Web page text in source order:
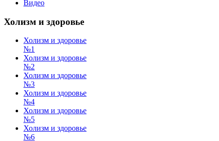
Видео
Холизм и здоровье
Холизм и здоровье
№1
Холизм и здоровье
№2
Холизм и здоровье
№3
Холизм и здоровье
№4
Холизм и здоровье
№5
Холизм и здоровье
№6